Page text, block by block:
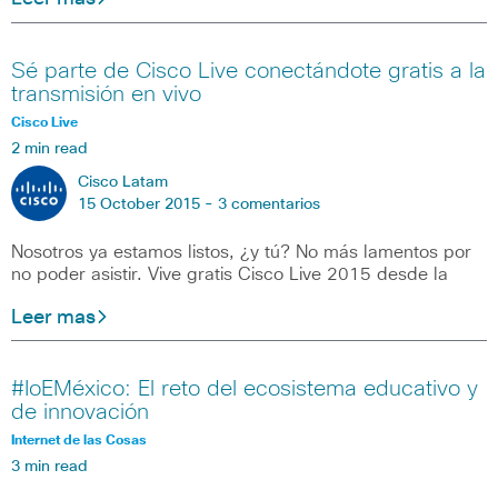
Sé parte de Cisco Live conectándote gratis a la
transmisión en vivo
Cisco Live
2 min read
Cisco Latam
15 October 2015 - 3 comentarios
Nosotros ya estamos listos, ¿y tú? No más lamentos por
no poder asistir. Vive gratis Cisco Live 2015 desde la
Leer mas
#IoEMéxico: El reto del ecosistema educativo y
de innovación
Internet de las Cosas
3 min read